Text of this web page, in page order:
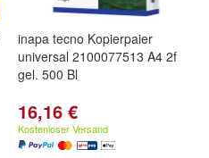
inapa tecno Kopierpaier
universal 2100077513 A4 2f
gel. 500 Bl
16,16 €
Kostenloser Versand